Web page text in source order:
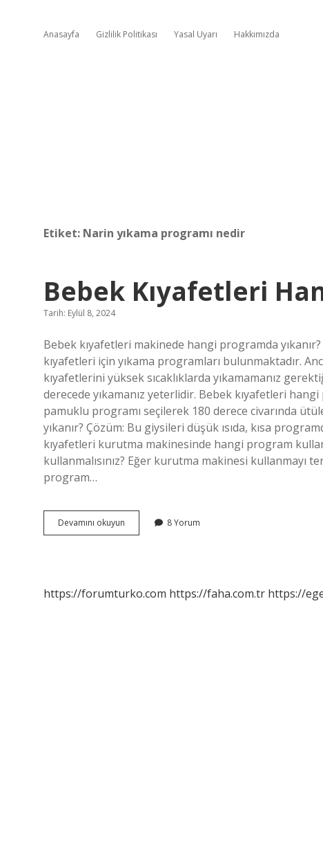
Anasayfa Gizlilik Politikası Yasal Uyarı Hakkımızda
Etiket: Narin yıkama programı nedir
Bebek Kıyafetleri
Tarih: Eylül 8, 2024
Bebek kıyafetleri makinede hangi programda
kıyafetleri için yıkama programları bulunmaktadır.
kıyafetlerini yüksek sıcaklıklarda yıkamamanız
derecede yıkamanız yeterlidir. Bebek kıyafetleri
pamuklu programı seçilerek 180 derece civarında
yıkanır? Çözüm: Bu giysileri düşük ısıda, kısa
kıyafetleri kurutma makinesinde hangi program
kullanmalısınız? Eğer kurutma makinesi kullanmayı
program…
Devamını okuyun
Kıyafetleri
8 Yorum
https://forumturko.com https://faha.com.tr https://